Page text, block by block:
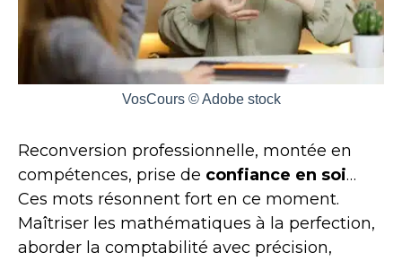
VosCours © Adobe stock
Reconversion professionnelle, montée en
compétences, prise de confiance en soi…
Ces mots résonnent fort en ce moment.
Maîtriser les mathématiques à la perfection,
aborder la comptabilité avec précision,